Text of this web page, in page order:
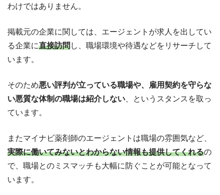
わけではありません。
掲載元の企業に関しては、エージェントが求人を出してい
る企業に直接訪問し、職場環境や待遇などをリサーチして
います。
そのため悪い評判が立っている職場や、雇用契約を守らな
い悪質な体制の職場は紹介しない 、というスタンスを取っ
ています。
またマイナビ薬剤師のエージェントは職場の雰囲気など、
実際に働いてみないとわからない情報も提供してくれるの
で、職場とのミスマッチも大幅に防ぐことが可能となって
います。